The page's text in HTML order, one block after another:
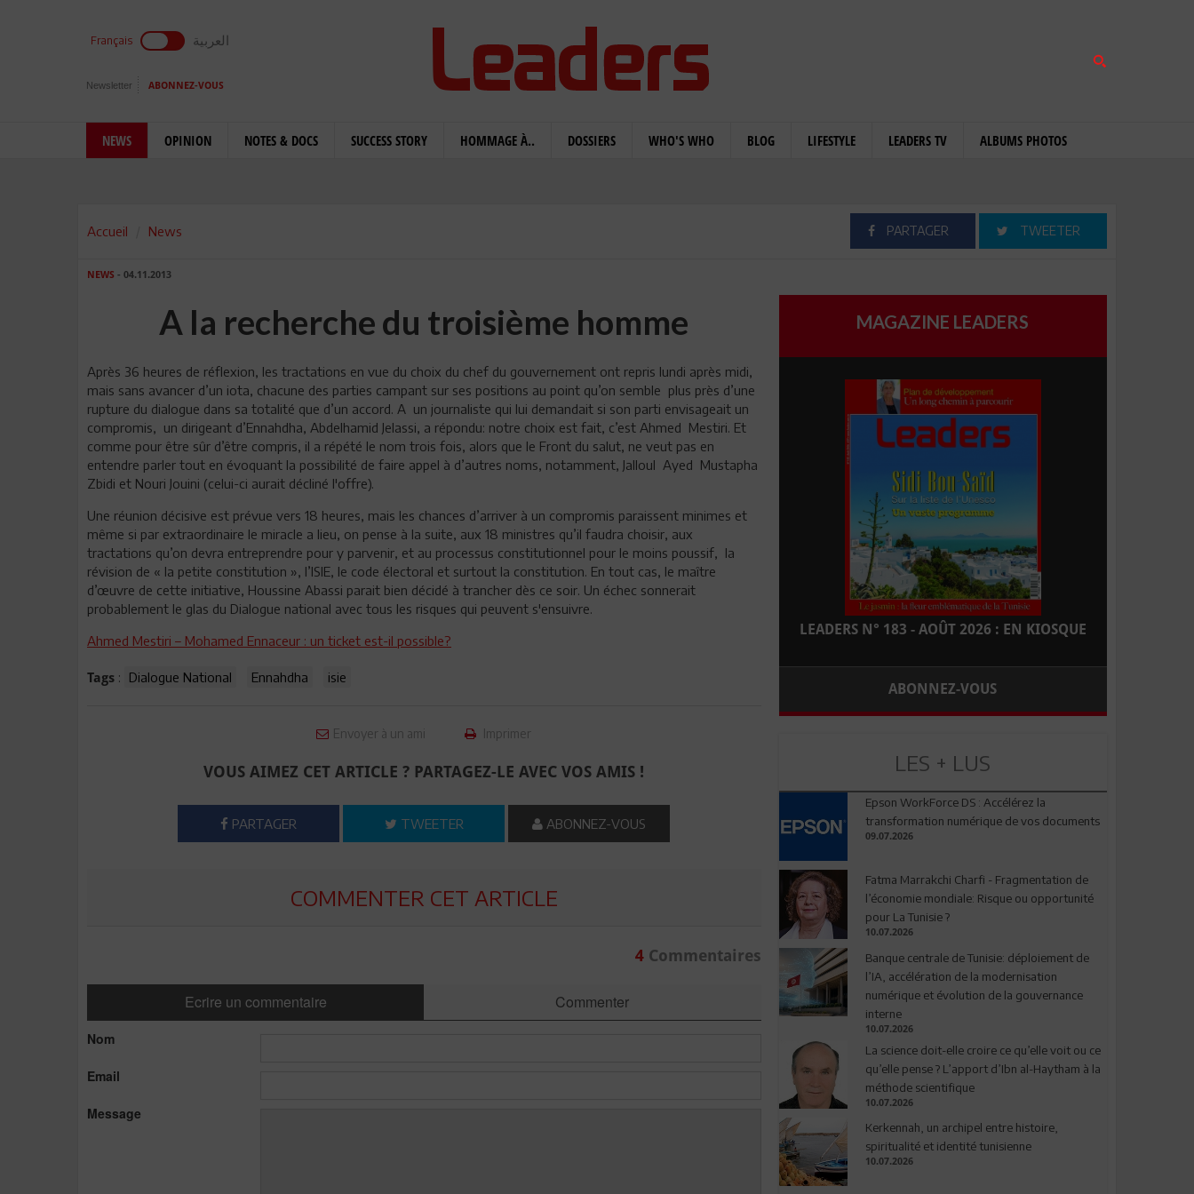
Français العربية
Newsletter ABONNEZ-VOUS
NEWS OPINION NOTES & DOCS SUCCESS STORY HOMMAGE À.. DOSSIERS WHO'S WHO BLOG LIFESTYLE LEADERS TV ALBUMS PHOTOS
Accueil News PARTAGER TWEETER
NEWS - 04.11.2013
A la recherche du troisième homme
Après 36 heures de réflexion, les tractations en vue du choix du chef du gouvernement ont repris lundi après midi,
mais sans avancer d’un iota, chacune des parties campant sur ses positions au point qu’on semble plus près d’une
rupture du dialogue dans sa totalité que d’un accord. A un journaliste qui lui demandait si son parti envisageait un
compromis, un dirigeant d’Ennahdha, Abdelhamid Jelassi, a répondu: notre choix est fait, c’est Ahmed Mestiri. Et
comme pour être sûr d’être compris, il a répété le nom trois fois, alors que le Front du salut, ne veut pas en
entendre parler tout en évoquant la possibilité de faire appel à d’autres noms, notamment, Jalloul Ayed Mustapha
Zbidi et Nouri Jouini (celui-ci aurait décliné l'offre).
Une réunion décisive est prévue vers 18 heures, mais les chances d’arriver à un compromis paraissent minimes et
même si par extraordinaire le miracle a lieu, on pense à la suite, aux 18 ministres qu’il faudra choisir, aux
tractations qu’on devra entreprendre pour y parvenir, et au processus constitutionnel pour le moins poussif, la
révision de « la petite constitution », l’ISIE, le code électoral et surtout la constitution. En tout cas, le maître
d’œuvre de cette initiative, Houssine Abassi parait bien décidé à trancher dès ce soir. Un échec sonnerait
probablement le glas du Dialogue national avec tous les risques qui peuvent s'ensuivre.
Ahmed Mestiri – Mohamed Ennaceur : un ticket est-il possible?
Tags : Dialogue National Ennahdha isie
Envoyer à un ami Imprimer
VOUS AIMEZ CET ARTICLE ? PARTAGEZ-LE AVEC VOS AMIS !
PARTAGER TWEETER ABONNEZ-VOUS
COMMENTER CET ARTICLE
4Commentaires
Ecrire un commentaire Commenter
Nom
Email
Message
MAGAZINE LEADERS
LEADERS N° 183 - AOÛT 2026 : EN KIOSQUE
ABONNEZ-VOUS
LES + LUS
Epson WorkForce DS : Accélérez la
transformation numérique de vos documents
09.07.2026
Fatma Marrakchi Charfi - Fragmentation de
l’économie mondiale: Risque ou opportunité
pour La Tunisie ?
10.07.2026
Banque centrale de Tunisie: déploiement de
l’IA, accélération de la modernisation
numérique et évolution de la gouvernance
interne
10.07.2026
La science doit-elle croire ce qu’elle voit ou ce
qu’elle pense ? L’apport d’Ibn al-Haytham à la
méthode scientifique
10.07.2026
Kerkennah, un archipel entre histoire,
spiritualité et identité tunisienne
10.07.2026